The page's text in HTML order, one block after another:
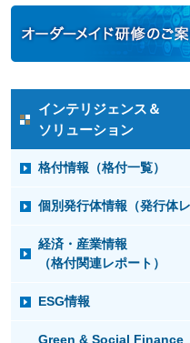
インテリジェンス＆
ソリューション
格付情報（格付一覧）
個別発行体情報（発行体レ
経済・産業情報
（格付関連レポート）
ESG情報
Green & Social Finance